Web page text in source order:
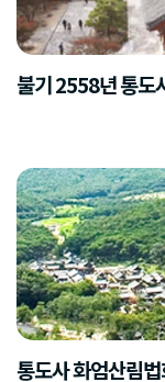
불기 2558년 통도
통도사 화엄산림